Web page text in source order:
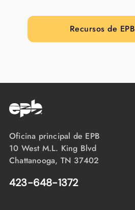
Recursos de EPB
Oficina principal de EPB
10 West M.L. King Blvd
Chattanooga, TN 37402
423-648-1372